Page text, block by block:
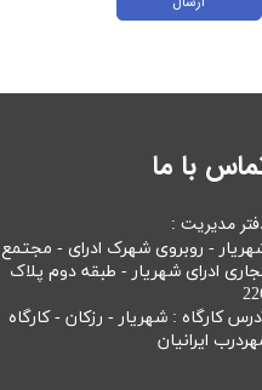
با ما
مدیریت :
- روبروی شهرک ادرای - مجتمع
ادرای شهریار - طبقه دوم پلاک
کارگاه : شهریار - رزکان - کارگاه
ایرانیان